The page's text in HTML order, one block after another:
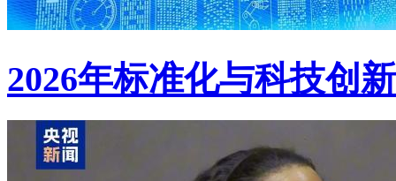
2026年标准化与科技创